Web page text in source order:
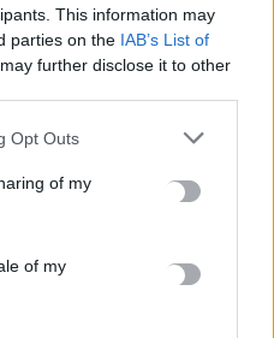
This information may
parties on the IAB’s List of
further disclose it to other
Opt Outs
of my
of my